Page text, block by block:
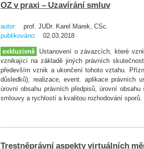
OZ v praxi – Uzavírání smluv
autor:
prof. JUDr. Karel Marek, CSc.
publikováno:
02.03.2018
exkluzivně
Ustanovení o závazcích, které
vznikající na základě jiných právních
především vznik a ukončení tohoto vztahu.
důsledků), realizace, event. aplikace právních
úrovní obsahu právních předpisů, úrovní
smlouvy a rychlostí a kvalitou rozhodování sporů.
Trestněprávní aspekty virtuálních